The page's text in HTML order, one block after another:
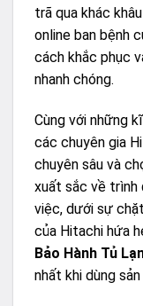
trã qua khác
online ban bệnh
cách khắc phục
nhanh chóng.
Cùng với những
các chuyên gia
chuyên sâu và
xuất sắc về
việc, dưới sự
của Hitachi hứa
Bảo Hành Tủ
nhất khi dùng